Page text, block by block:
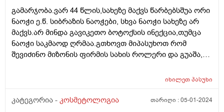
არსად არ მაქვს, თუ არ დავიტენიანე სულ
გამომშრალია ჩემი კანი. პერიოდულად გამომდის
შუბლზე ან სხვა ადგილებში აკნესთვის
დამახასიათებელი თითო გამონყარი, რასთან მაქვს
საქმე და არასწორად ვუვლი მშრალი კანისთვის რომ
გამარჯობა.ვარ 44 წლის,სახეზე მაქვს წარბებსშუა ორი
ნაოჭი ე.წ. სიბრაზის ნაოჭები, სხვა ნაოჭი სახეზე არ
მაქვს.არ მინდა გავიკეთო ბოტოქსის ინექცია,თუმცა
ნაოჭი საკმაოდ ღრმაა.გთხოვთ მიპასუხოთ რომ
შევიძინო მიზონის ფირმის სახის როლერი და გუაშა,
ინტენსიური გამოყენებით? ცოტა მაინც..თუ არ აქვს
იხილეთპასუხი
კატეგორია - კოსმეტოლოგია თარიღი :05-01-2024